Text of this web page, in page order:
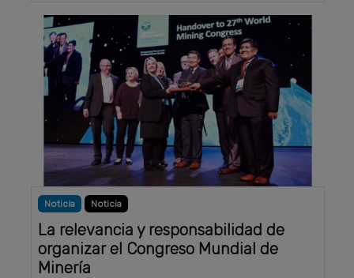
Noticia Noticia
La relevancia y responsabilidad de
organizar el Congreso Mundial de
Minería